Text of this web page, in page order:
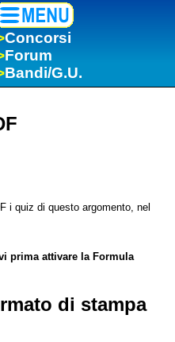
Concorsi
Forum
Bandi/G.U.
i quiz di questo argomento, nel
prima attivare la Formula
di stampa